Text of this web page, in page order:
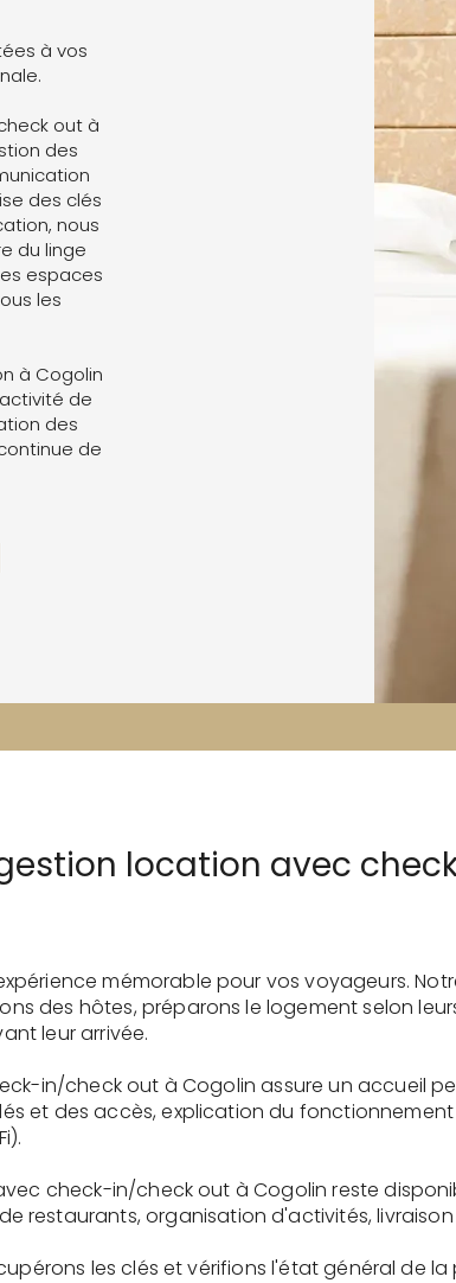
à vos
out à
des
des clés
nous
du linge
espaces
les
à Cogolin
de
des
de
location avec
mémorable pour vos voyageurs.
des hôtes, préparons le logement selon
leur arrivée.
in/check out à Cogolin assure un accueil
et des accès, explication du
check-in/check out à Cogolin reste
restaurants, organisation d'activités, livraison
les clés et vérifions l'état général de la